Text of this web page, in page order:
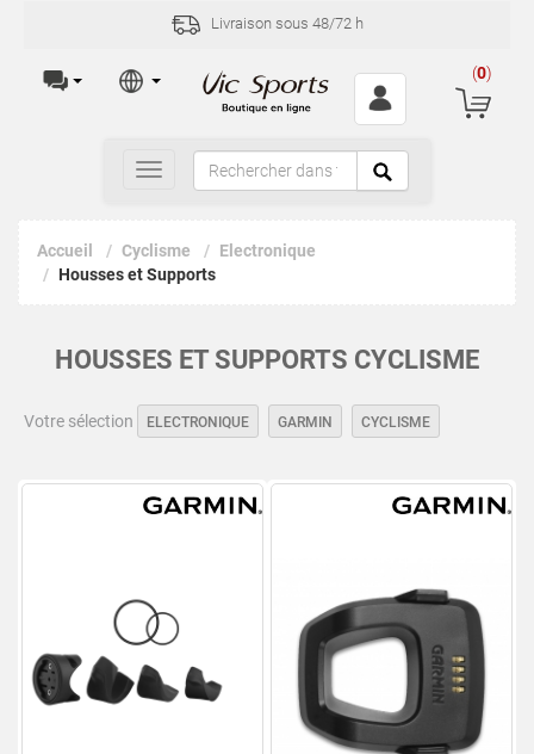
Incidents et retours sous 30
(0)
Toggle
navigation
Accueil Cyclisme
Electronique
Housses et Supports
HOUSSES ET SUPPORTS CYCLISME
Votre sélection ELECTRONIQUE GARMIN CYCLISME